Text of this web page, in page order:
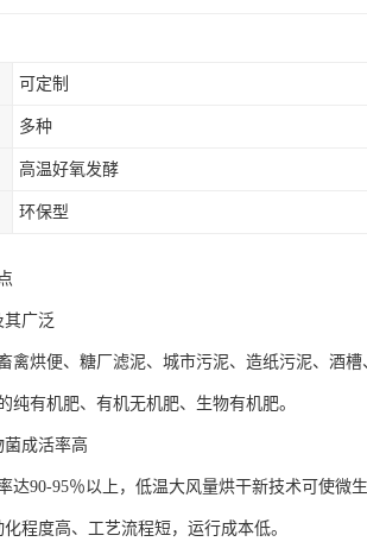
可定制
多种
高温好氧发酵
环保型
其广泛
禽烘便、糖厂滤泥、城市污泥、造纸污泥、酒
纯有机肥、有机无机肥、生物有机肥。
成活率高
达90-95％以上，低温大风量烘干新技术可使微
程度高、工艺流程短，运行成本低。